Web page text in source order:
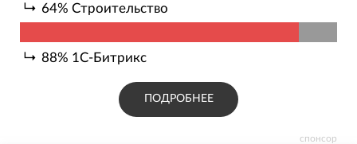
спонсор
64% Строительство
88% 1С-Битрикс
ПОДРОБНЕЕ